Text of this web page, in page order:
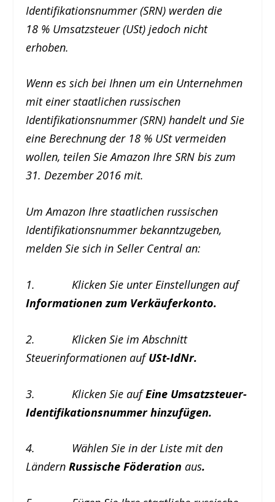
Identifikationsnummer (SRN) werden die
18 % Umsatzsteuer (USt) jedoch nicht
erhoben.
Wenn es sich bei Ihnen um ein Unternehmen
mit einer staatlichen russischen
Identifikationsnummer (SRN) handelt und Sie
eine Berechnung der 18 % USt vermeiden
wollen, teilen Sie Amazon Ihre SRN bis zum
31. Dezember 2016 mit.
Um Amazon Ihre staatlichen russischen
Identifikationsnummer bekanntzugeben,
melden Sie sich in Seller Central an:
1. Klicken Sie unter Einstellungen auf
Informationen zum Verkäuferkonto.
2. Klicken Sie im Abschnitt
Steuerinformationen aufUSt-IdNr.
3. Klicken Sie aufEine Umsatzsteuer-
Identifikationsnummer hinzufügen.
4. Wählen Sie in der Liste mit den
LändernRussische Föderationaus.